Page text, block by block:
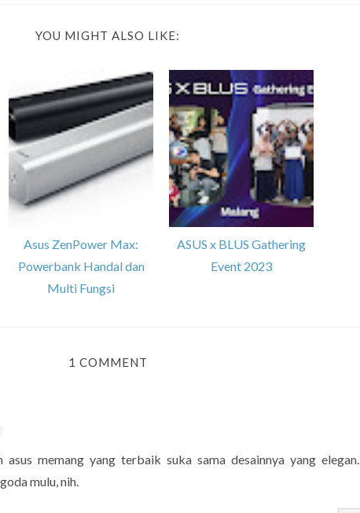
YOU MIGHT ALSO LIKE:
Asus ZenPower Max:
Powerbank Handal dan
Multi Fungsi
ASUS x BLUS Gathering
Event 2023
1 COMMENT
asus memang yang terbaik suka sama desainnya yang elegan.
mulu, nih.